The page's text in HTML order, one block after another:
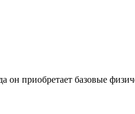
он приобретает базовые